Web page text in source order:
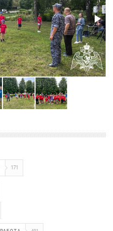
171